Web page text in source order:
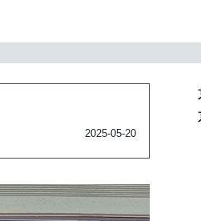
2025-05-20